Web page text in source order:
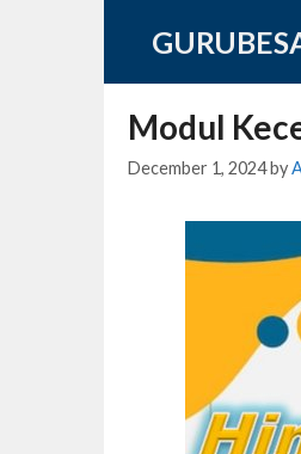
Modul
December 1, 2024by